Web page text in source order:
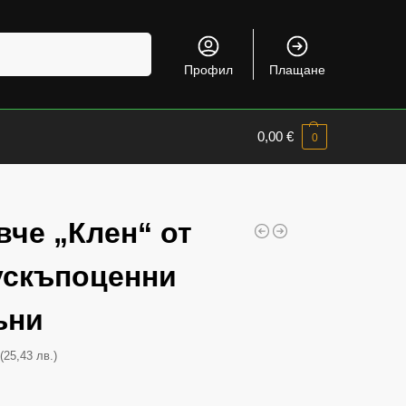
Профил Плащане
0,00 € 0
„Клен“ от
(25,43 лв.)